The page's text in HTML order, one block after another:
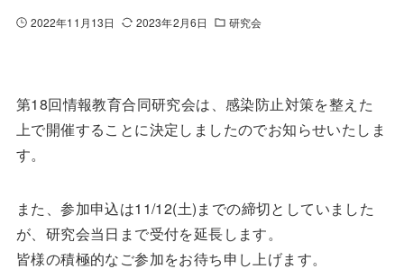
2022年11月13日 2023年2月6日 研究会
第18回情報教育合同研究会は、感染防止対策を整えた
上で開催することに決定しましたのでお知らせいたしま
す。
また、参加申込は11/12(土)までの締切としていました
が、研究会当日まで受付を延長します。
皆様の積極的なご参加をお待ち申し上げます。